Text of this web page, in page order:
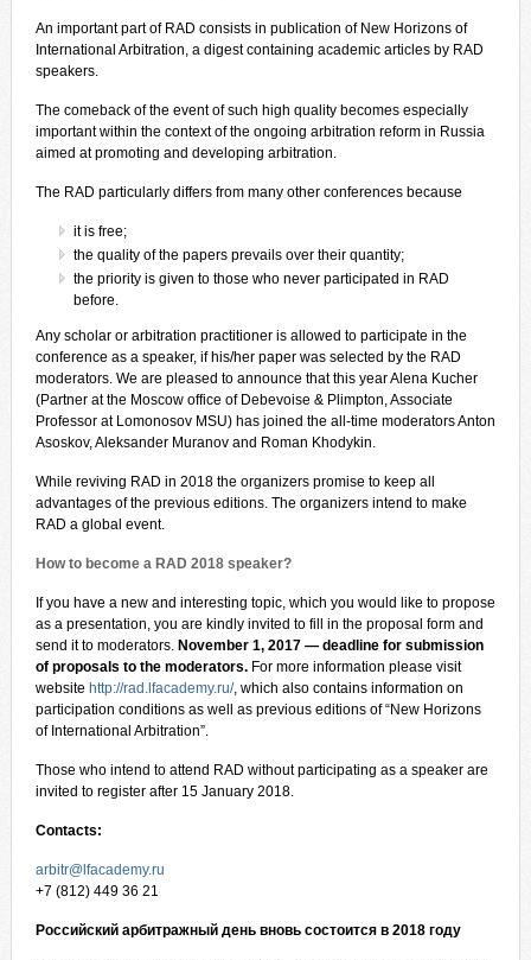
An important part of RAD consists in publication of New Horizons of
International Arbitration, a digest containing academic articles by RAD
speakers.
The comeback of the event of such high quality becomes especially
important within the context of the ongoing arbitration reform in Russia
aimed at promoting and developing arbitration.
The RAD particularly differs from many other conferences because
it is free;
the quality of the papers prevails over their quantity;
the priority is given to those who never participated in RAD
before.
Any scholar or arbitration practitioner is allowed to participate in the
conference as a speaker, if his/her paper was selected by the RAD
moderators. We are pleased to announce that this year Alena Kucher
(Partner at the Moscow office of Debevoise & Plimpton, Associate
Professor at Lomonosov MSU) has joined the all-time moderators Anton
Asoskov, Aleksander Muranov and Roman Khodykin.
While reviving RAD in 2018 the organizers promise to keep all
advantages of the previous editions. The organizers intend to make
RAD a global event.
How to become a RAD 2018 speaker?
If you have a new and interesting topic, which you would like to propose
as a presentation, you are kindly invited to fill in the proposal form and
send it to moderators. November 1, 2017 — deadline for submission
of proposals to the moderators.For more information please visit
website http://rad.lfacademy.ru/, which also contains information on
participation conditions as well as previous editions of “New Horizons
of International Arbitration”.
Those who intend to attend RAD without participating as a speaker are
invited to register after 15 January 2018.
Contacts:
arbitr@lfacademy.ru
+7 (812) 449 36 21
Российский арбитражный день вновь состоится в 2018 году